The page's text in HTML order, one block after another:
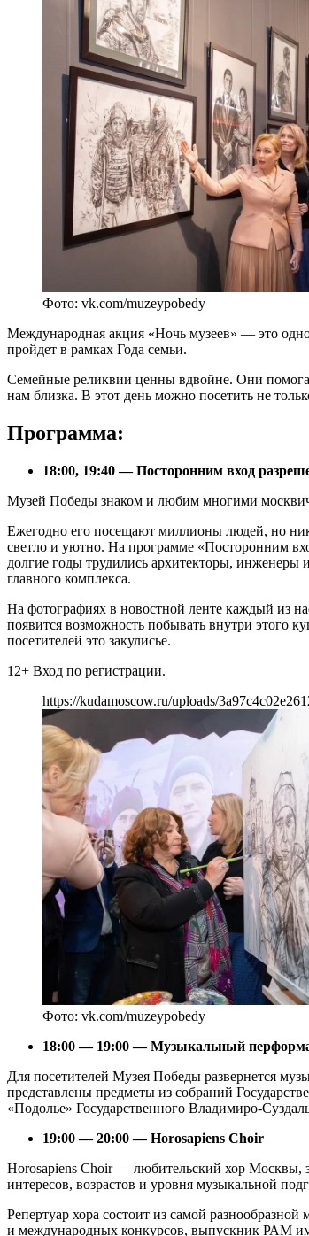
Фото: vk.com/muzeypobedy
Международная акция «Ночь музеев» — это
пройдет в рамках Года семьи.
Семейные реликвии ценны вдвойне. Они
нам близка. В этот день можно посетить не
Программа:
18:00, 19:40 — Посторонним вход
Музей Победы знаком и любим многими
Ежегодно его посещают миллионы людей, но
светло и уютно. На программе «Посторонним
долгие годы трудились архитекторы, инженеры
главного комплекса.
На фотографиях в новостной ленте каждый из
появится возможность побывать внутри этого
посетителей это закулисье.
12+ Вход по регистрации.
https://kudamoscow.ru/uploads/
Фото: vk.com/muzeypobedy
18:00 — 19:00 — Музыкальный
Для посетителей Музея Победы развернется
представлены предметы из собраний
«Подолье» Государственного Владимиро-
19:00 — 20:00 — Horosapiens Choir
Horosapiens Choir — любительский хор Москвы,
интересов, возрастов и уровня музыкальной
Репертуар хора состоит из самой
и международных конкурсов, выпускник РАМ